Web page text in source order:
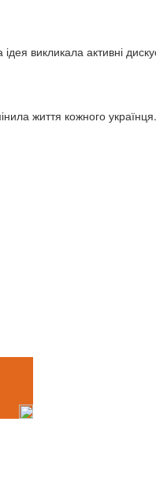
ідея викликала активні
життя кожного